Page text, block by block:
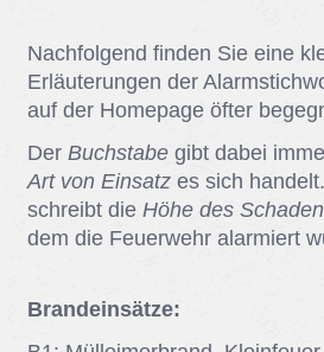
Nach­fol­gend fin­den Sie eine
Er­läu­te­run­gen der
auf der Home­page öf­ter
Der Buchstabegibt da­bei
Art von Einsatzes sich
schreibt die Höhe des
dem die Feu­er­wehr alar­miert
Brandeinsätze: